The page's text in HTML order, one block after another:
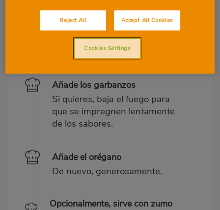
Sofríe la cebolla y luego añade el
ajo
Hasta que estén casi dorados y
Añade los garbanzos
Si quieres, baja el fuego para
que se impregnen lentamente
de los sabores.
Añade el orégano
De nuevo, generosamente.
Opcionalmente, sirve con zumo
Reject All Accept All Cookies
Cookies Settings